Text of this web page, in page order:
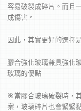
容易破裂成碎片。而且
成傷害。
因此，其實更好的選擇
膠合強化玻璃兼具強化
玻璃的優點
🎯當膠合玻璃破裂時，
案，玻璃碎片也會緊緊